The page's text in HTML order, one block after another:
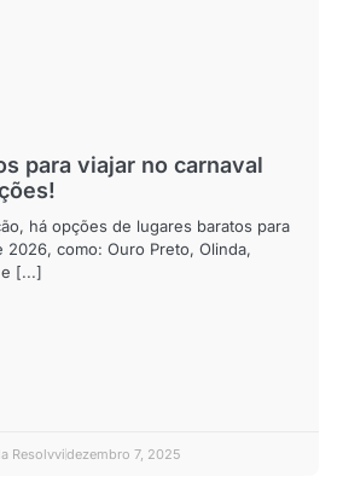
para viajar no carnaval
há opções de lugares baratos para
2026, como: Ouro Preto, Olinda,
e [...]
Resolvvidezembro 7, 2025